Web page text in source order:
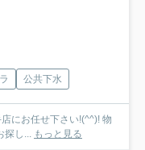
公共下水
にお任せ下さい!(^^)! 物
探し... もっと見る